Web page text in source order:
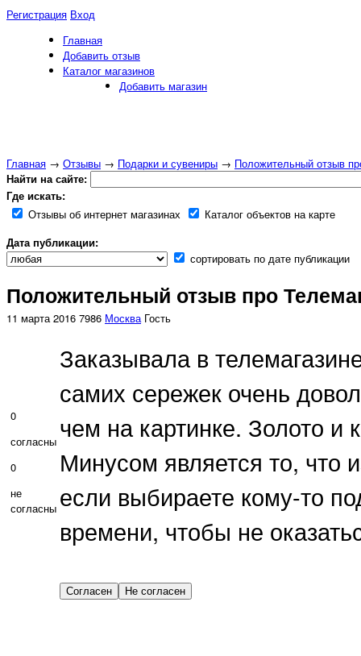
Регистрация Вход
Главная
Добавить отзыв
Каталог магазинов
Добавить магазин
Главная → Отзывы → Подарки и сувениры → Положительный отзыв
Найти на сайте:
Где искать:
Отзывы об интернет магазинах
Каталог объектов на карте
Дата публикации:
сортировать по дате публикации
Положительный отзыв про
11 марта 2016 7986 Москва Гость
0
согласны
0
не
согласны
Заказывала в
самих сережек очень
чем на картинке. Золото и
Минусом является то, что
если выбираете кому-то
времени, чтобы не